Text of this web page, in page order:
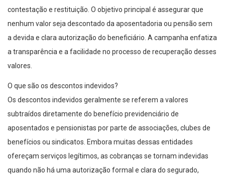
contestação e restituição. O objetivo principal é assegurar que
nenhum valor seja descontado da aposentadoria ou pensão sem
a devida e clara autorização do beneficiário. A campanha enfatiza
a transparência e a facilidade no processo de recuperação desses
valores.
O que são os descontos indevidos?
Os descontos indevidos geralmente se referem a valores
subtraídos diretamente do benefício previdenciário de
aposentados e pensionistas por parte de associações, clubes de
benefícios ou sindicatos. Embora muitas dessas entidades
ofereçam serviços legítimos, as cobranças se tornam indevidas
quando não há uma autorização formal e clara do segurado,